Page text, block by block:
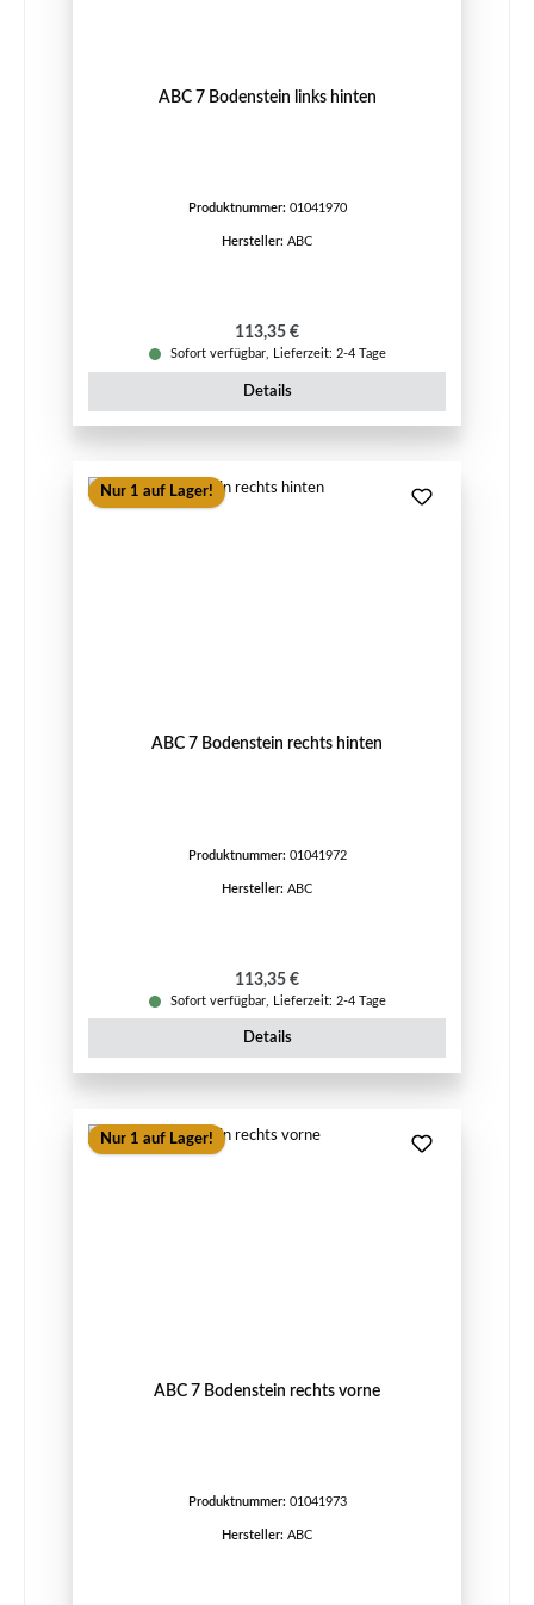
ABC 7 Bodenstein links hinten
Produktnummer: 01041970
Hersteller: ABC
Regulärer Preis:
113,35 €
Sofort verfügbar, Lieferzeit: 2-4 Tage
Details
Nur 1 auf Lager!
ABC 7 Bodenstein rechts hinten
Produktnummer: 01041972
Hersteller: ABC
Regulärer Preis:
113,35 €
Sofort verfügbar, Lieferzeit: 2-4 Tage
Details
Nur 1 auf Lager!
ABC 7 Bodenstein rechts vorne
Produktnummer: 01041973
Hersteller: ABC